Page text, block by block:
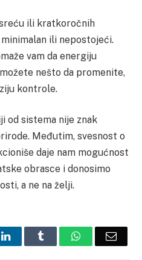
ili kratkoročnih
ili nepostojeći.
vam da energiju
nešto da promenite,
kontrole.
od sistema nije znak
Međutim, svesnost o
daje nam mogućnost
obrasce i donosimo
a ne na želji.
LinkedInTumblr WhatsAppEmail